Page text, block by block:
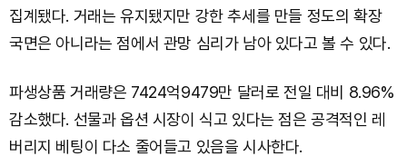
집계됐다. 거래는 유지됐지만 강한 추세를 만들 정도의 확장
국면은 아니라는 점에서 관망 심리가 남아 있다고 볼 수 있다.
파생상품 거래량은 7424억9479만 달러로 전일 대비 8.96%
감소했다. 선물과 옵션 시장이 식고 있다는 점은 공격적인 레
버리지 베팅이 다소 줄어들고 있음을 시사한다.